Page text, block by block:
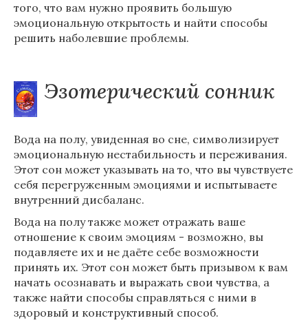
того, что вам нужно проявить большую
эмоциональную открытость и найти способы
решить наболевшие проблемы.
Эзотерический сонник
Вода на полу, увиденная во сне, символизирует
эмоциональную нестабильность и переживания.
Этот сон может указывать на то, что вы чувствуете
себя перегруженным эмоциями и испытываете
внутренний дисбаланс.
Вода на полу также может отражать ваше
отношение к своим эмоциям - возможно, вы
подавляете их и не даёте себе возможности
принять их. Этот сон может быть призывом к вам
начать осознавать и выражать свои чувства, а
также найти способы справляться с ними в
здоровый и конструктивный способ.